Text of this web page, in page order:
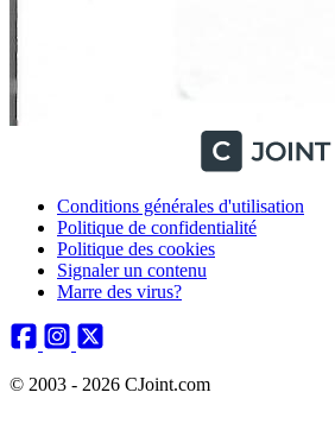
Conditions générales d'utilisation
Politique de confidentialité
Politique des cookies
Signaler un contenu
Marre des virus?
© 2003 - 2026 CJoint.com